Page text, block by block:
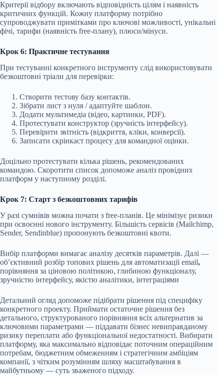
Критерії відбору включають відповідність цілям і наявність
критичних функцій. Кожну платформу потрібно
супроводжувати примітками про ключові можливості, унікальні
фічі, тарифи (наявність free-плану), плюси/мінуси.
Крок 6: Практичне тестування
При тестуванні конкретного інструменту слід використовувати
безкоштовні тріали для перевірки:
Створити тестову базу контактів.
Зібрати лист з нуля / адаптуйте шаблон.
Додати мультимедіа (відео, картинки, PDF).
Протестувати конструктор (зручність інтерфейсу).
Перевірити звітність (відкриття, кліки, конверсії).
Записати скрінкаст процесу для командної оцінки.
Доцільно протестувати кілька рішень, рекомендованих
командою. Скоротити список допоможе аналіз провідних
платформ у наступному розділі.
Крок 7: Старт з безкоштовних тарифів
У разі сумнівів можна почати з free-планів. Це мінімізує ризики
при освоєнні нового інструменту. Більшість сервісів (Mailchimp,
Sender, Sendinblue) пропонують безкоштовні квоти.
Вибір платформи вимагає аналізу десятків параметрів. Далі —
об’єктивний розбір топових рішень для автоматизації email,
порівняння за ціновою політикою, глибиною функціоналу,
зручністю інтерфейсу, якістю аналітики, інтеграціями
Детальний огляд допоможе підібрати рішення під специфіку
конкретного проекту. Приймати остаточне рішення без
детального, структурованого порівняння всіх альтернатив за
ключовими параметрами — піддавати бізнес невиправданому
ризику переплати або функціональної недостатності. Вибирати
платформу, яка максимально відповідає поточним операційним
потребам, бюджетним обмеженням і стратегічним амбіціям
компанії, з чітким розумінням шляху масштабування в
майбутньому — суть зваженого підходу.